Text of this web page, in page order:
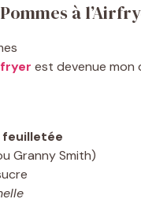
à
est devenue mon
Granny Smith)